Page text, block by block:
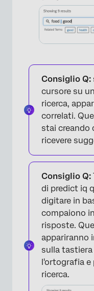
Consiglio Q:
cursore su
ricerca,
correlati.
stai creando
ricevere
Consiglio Q:
di predict iq
digitare in
compaiono
risposte.
appariranno
sulla
l'ortografia e
ricerca.